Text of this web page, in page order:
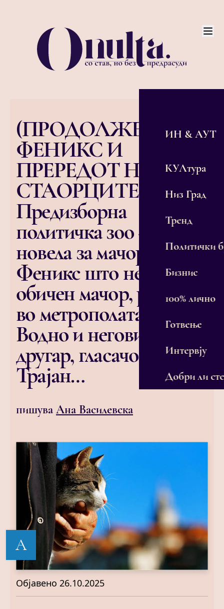
ИН & АУТ
КУЛтура
Низ Град
Тренд
Политички
Бизнис
100% лично
Готвење
Интервју
Добри ли
(ПРОДОЛЖЕНИЕ)
ФЕНИКС И
ПРЕРЕДОТ НА
СТАОРЦИТЕ:
Предизборна
политичка зоо –
новела за мачорот
Феникс што не беше
обичен мачор, роден
во метрополата под
Водно и неговиот
другар, гласачот
Трајан…
пишува Ана Василевска
А
Објавено 26.10.2025